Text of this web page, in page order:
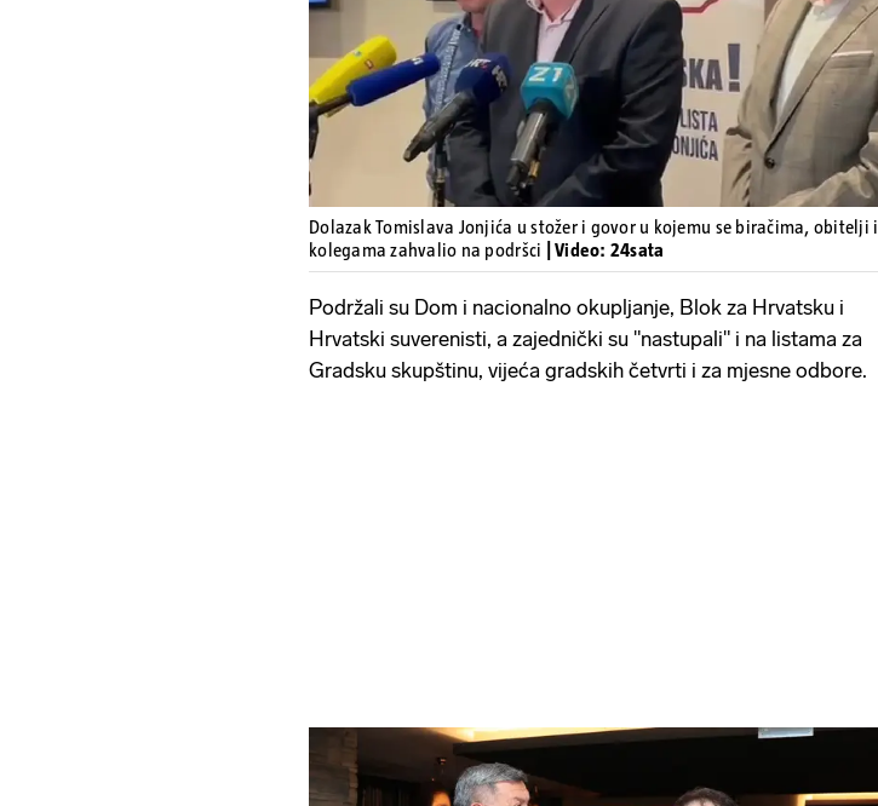
Pokretanje videa...
Dolazak Tomislava Jonjića u stožer i govor u kojemu se biračima, obitelji i
kolegama zahvalio na podršci
| Video: 24sata
Podržali su Dom i nacionalno okupljanje, Blok za Hrvatsku i
Hrvatski suverenisti, a zajednički su "nastupali" i na listama za
Gradsku skupštinu, vijeća gradskih četvrti i za mjesne odbore.